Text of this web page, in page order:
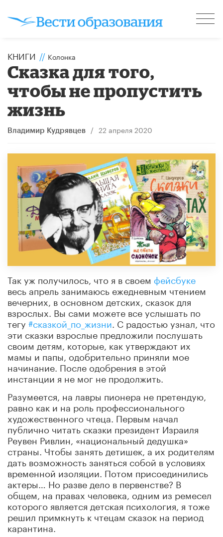
КНИГИ // Колонка
Сказка для того,
чтобы не пропустить
жизнь
Владимир Кудрявцев / 22 апреля 2020
Так уж получилось, что я в своем фейсбуке
весь апрель занимаюсь ежедневным чтением
вечерних, в основном детских, сказок для
взрослых. Вы сами можете все услышать по
тегу #сказкой_по_жизни . С радостью узнал, что
эти сказки взрослые предложили послушать
своим детям, которые, как утверждают их
мамы и папы, одобрительно приняли мое
начинание. После одобрения в этой
инстанции я не мог не продолжить.
Разумеется, на лавры пионера не претендую,
равно как и на роль профессионального
художественного чтеца. Первым начал
публично читать сказки президент Израиля
Реувен Ривлин, «национальный дедушка»
страны. Чтобы занять детишек, а их родителям
дать возможность заняться собой в условиях
временной изоляции. Потом присоединились
актеры… Но разве дело в первенстве? В
общем, на правах человека, одним из ремесел
которого является детская психология, я тоже
решил примкнуть к чтецам сказок на период
карантина.